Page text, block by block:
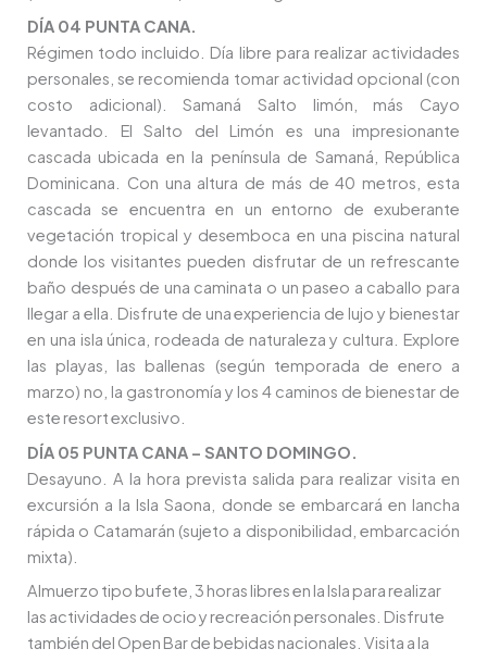
DÍA 04 PUNTA CANA.
Régimen todo incluido. Día libre para realizar actividades
personales, se recomienda tomar actividad opcional (con
costo adicional). Samaná Salto limón, más Cayo
levantado. El Salto del Limón es una impresionante
cascada ubicada en la península de Samaná, República
Dominicana. Con una altura de más de 40 metros, esta
cascada se encuentra en un entorno de exuberante
vegetación tropical y desemboca en una piscina natural
donde los visitantes pueden disfrutar de un refrescante
baño después de una caminata o un paseo a caballo para
llegar a ella. Disfrute de una experiencia de lujo y bienestar
en una isla única, rodeada de naturaleza y cultura. Explore
las playas, las ballenas (según temporada de enero a
marzo) no, la gastronomía y los 4 caminos de bienestar de
este resort exclusivo.
DÍA 05 PUNTA CANA – SANTO DOMINGO.
Desayuno. A la hora prevista salida para realizar visita en
excursión a la Isla Saona, donde se embarcará en lancha
rápida o Catamarán (sujeto a disponibilidad, embarcación
mixta).
Almuerzo tipo bufete, 3 horas libres en la Isla para realizar
las actividades de ocio y recreación personales. Disfrute
también del Open Bar de bebidas nacionales. Visita a la